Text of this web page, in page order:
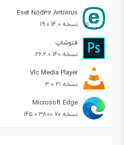
Eset Nod32 Antivirus
نسخه 19.0.14.0
فتوشاپ
نسخه 26.2.0.140
Vlc Media Player
نسخه 3.0.21
Microsoft Edge
نسخه 145.0.3800.70